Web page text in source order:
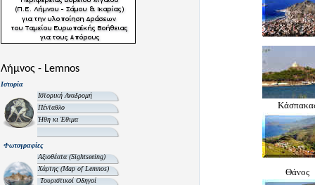
Λήμνος - Lemnos
Ιστορία
Ιστορική Αναδρομή
Πένταθλο
Ήθη κι Έθιμα
Φωτογραφίες
Αξιοθέατα(Sightseeing)
Χάρτης(Map of Lemnos)
Τουριστικοί Οδηγοί
Θάνος